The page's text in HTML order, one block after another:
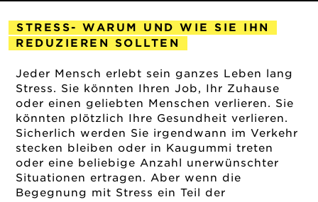
STRESS- WARUM UND WIE SIE IHN
REDUZIEREN SOLLTEN
Jeder Mensch erlebt sein ganzes Leben lang
Stress. Sie könnten Ihren Job, Ihr Zuhause
oder einen geliebten Menschen verlieren. Sie
könnten plötzlich Ihre Gesundheit verlieren.
Sicherlich werden Sie irgendwann im Verkehr
stecken bleiben oder in Kaugummi treten
oder eine beliebige Anzahl unerwünschter
Situationen ertragen. Aber wenn die
Begegnung mit Stress ein Teil der